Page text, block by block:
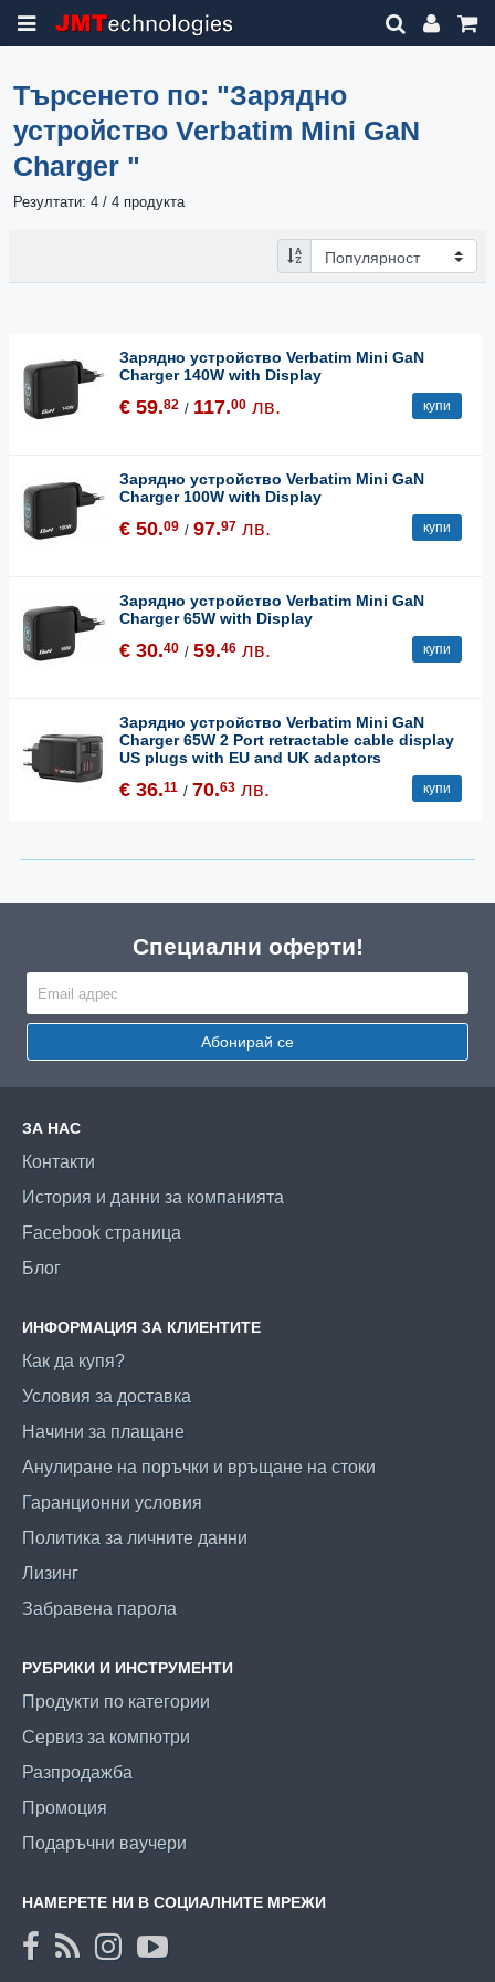
Търсенето по: "Зарядно
устройство Verbatim Mini GaN
Charger "
Резултати: 4 / 4 продукта
Зарядно устройство Verbatim Mini GaN
Charger 140W with Display
€ 59.82 / 117.00 лв. купи
Зарядно устройство Verbatim Mini GaN
Charger 100W with Display
€ 50.09 / 97.97 лв. купи
Зарядно устройство Verbatim Mini GaN
Charger 65W with Display
€ 30.40 / 59.46 лв. купи
Зарядно устройство Verbatim Mini GaN
Charger 65W 2 Port retractable cable display
US plugs with EU and UK adaptors
€ 36.11 / 70.63 лв. купи
Специални оферти!
Абонирай се
ЗА НАС
Контакти
История и данни за компанията
Facebook страница
Блог
ИНФОРМАЦИЯ ЗА КЛИЕНТИТЕ
Как да купя?
Условия за доставка
Начини за плащане
Анулиране на поръчки и връщане на стоки
Гаранционни условия
Политика за личните данни
Лизинг
Забравена парола
РУБРИКИ И ИНСТРУМЕНТИ
Продукти по категории
Сервиз за компютри
Разпродажба
Промоция
Подаръчни ваучери
НАМЕРЕТЕ НИ В СОЦИАЛНИТЕ МРЕЖИ